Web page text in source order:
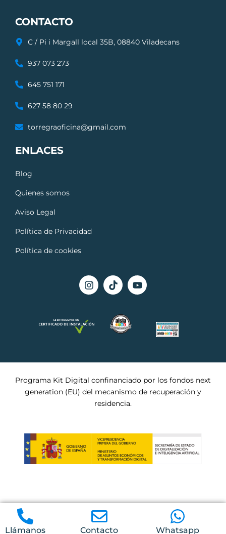
Llámanos Contacto Whatsapp
CONTACTO
C / Pi i Margall local 35B, 08840 Viladecans
937 073 273
645 751 171
627 58 80 29
torregraoficina@gmail.com
ENLACES
Blog
Quienes somos
Aviso Legal
Política de Privacidad
Política de cookies
Programa Kit Digital confinanciado por los fondos next
generation (EU) del mecanismo de recuperación y
residencia.